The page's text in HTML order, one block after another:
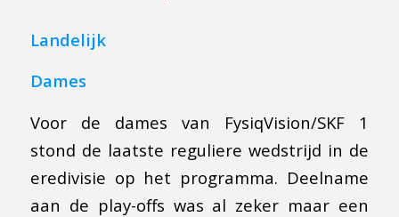
Landelijk
Dames
Voor de dames van FysiqVision/SKF 1
stond de laatste reguliere wedstrijd in de
eredivisie op het programma. Deelname
aan de play-offs was al zeker maar een